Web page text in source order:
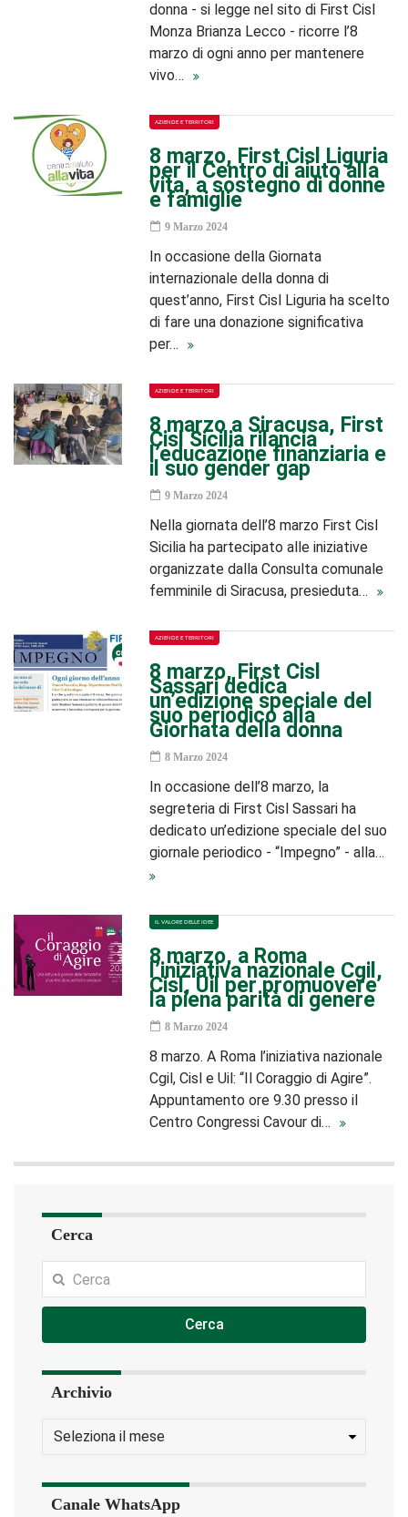
donna - si legge nel sito di First Cisl
Monza Brianza Lecco - ricorre l’8
marzo di ogni anno per mantenere
vivo…
AZIENDE E TERRITORI
8 marzo, First Cisl Liguria
per il Centro di aiuto alla
vita, a sostegno di donne
e famiglie
9 Marzo 2024
In occasione della Giornata
internazionale della donna di
quest’anno, First Cisl Liguria ha scelto
di fare una donazione significativa
per…
AZIENDE E TERRITORI
8 marzo a Siracusa, First
Cisl Sicilia rilancia
l’educazione finanziaria e
il suo gender gap
9 Marzo 2024
Nella giornata dell’8 marzo First Cisl
Sicilia ha partecipato alle iniziative
organizzate dalla Consulta comunale
femminile di Siracusa, presieduta…
AZIENDE E TERRITORI
8 marzo, First Cisl
Sassari dedica
un’edizione speciale del
suo periodico alla
Giornata della donna
8 Marzo 2024
In occasione dell’8 marzo, la
segreteria di First Cisl Sassari ha
dedicato un’edizione speciale del suo
giornale periodico - “Impegno” - alla…
IL VALORE DELLE IDEE
8 marzo, a Roma
l’iniziativa nazionale Cgil,
Cisl, Uil per promuovere
la piena parità di genere
8 Marzo 2024
8 marzo. A Roma l’iniziativa nazionale
Cgil, Cisl e Uil: “Il Coraggio di Agire”.
Appuntamento ore 9.30 presso il
Centro Congressi Cavour di…
Cerca
Cerca
Archivio
Canale WhatsApp